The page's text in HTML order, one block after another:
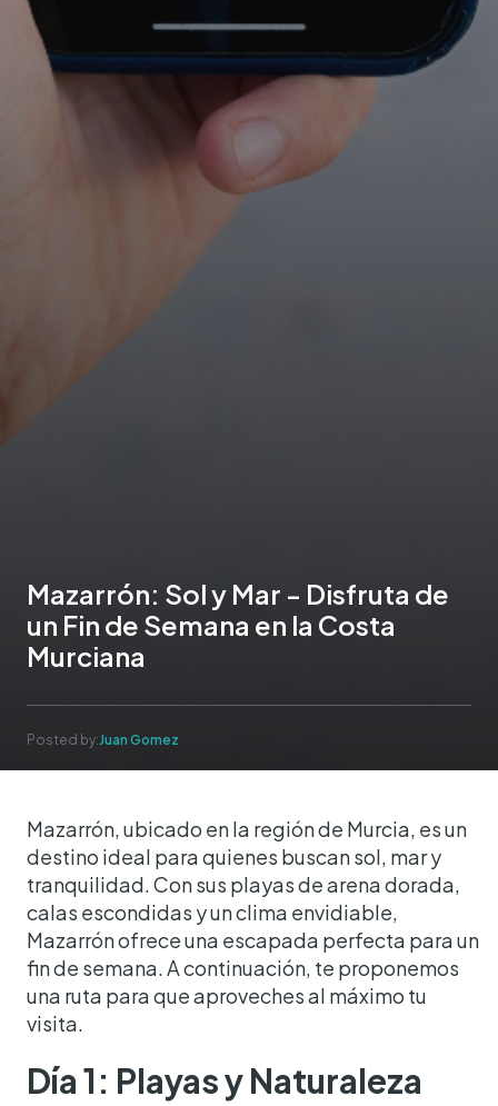
Mazarrón: Sol y Mar - Disfruta de
un Fin de Semana en la Costa
Murciana
Posted by:Juan Gomez
Mazarrón, ubicado en la región de Murcia, es un
destino ideal para quienes buscan sol, mar y
tranquilidad. Con sus playas de arena dorada,
calas escondidas y un clima envidiable,
Mazarrón ofrece una escapada perfecta para un
fin de semana. A continuación, te proponemos
una ruta para que aproveches al máximo tu
visita.
Día 1: Playas y Naturaleza